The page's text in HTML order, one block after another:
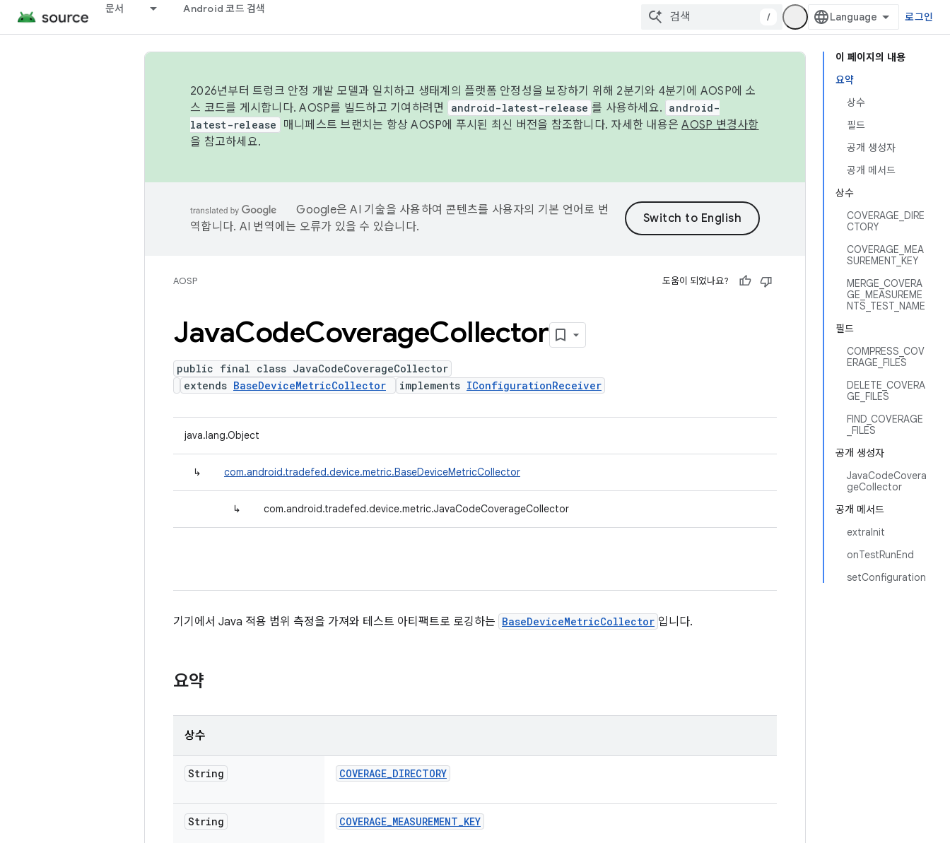
문서 Android 코드 검색
/ 로그인
이 페이지의 내용
요약
상수
필드
공개 생성자
공개 메서드
상수
COVERAGE_DIRE
CTORY
COVERAGE_MEA
SUREMENT_KEY
MERGE_COVERA
GE_MEASUREME
NTS_TEST_NAME
필드
COMPRESS_COV
ERAGE_FILES
DELETE_COVERA
GE_FILES
FIND_COVERAGE
_FILES
공개 생성자
JavaCodeCovera
geCollector
공개 메서드
extraInit
onTestRunEnd
setConfiguration
2026년부터 트렁크 안정 개발 모델과 일치하고 생태계의 플랫폼 안정성을 보장하기 위해 2분기와 4분기에 AOSP에 소
스 코드를 게시합니다. AOSP를 빌드하고 기여하려면
android-latest-release 를 사용하세요. android-
latest-release
매니페스트 브랜치는 항상 AOSP에 푸시된 최신 버전을 참조합니다. 자세한 내용은AOSP 변경사항
을 참고하세요.
Google은 AI 기술을 사용하여 콘텐츠를 사용자의 기본 언어로 번
역합니다. AI 번역에는 오류가 있을 수 있습니다.
AOSP 도움이 되었나요?
JavaCodeCoverageCollector
public final class JavaCodeCoverageCollector
extends BaseDeviceMetricCollector implements IConfigurationReceiver
java.lang.Object
↳ com.android.tradefed.device.metric.BaseDeviceMetricCollector
↳ com.android.tradefed.device.metric.JavaCodeCoverageCollector
기기에서 Java 적용 범위 측정을 가져와 테스트 아티팩트로 로깅하는 BaseDeviceMetricCollector 입니다.
요약
상수
String COVERAGE_DIRECTORY
String COVERAGE_MEASUREMENT_KEY